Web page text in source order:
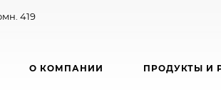
419
О КОМПАНИИ ПРОДУКТЫ И